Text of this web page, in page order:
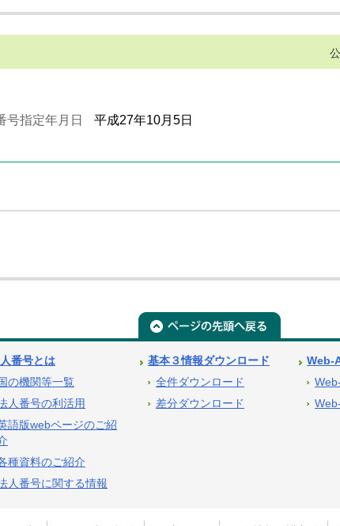
号指定年月日 平成27年10月5日
番号とは
国の機関等一覧
人番号の利活用
語版webページのご紹
種資料のご紹介
人番号に関する情報
基本３情報ダウンロード
全件ダウンロード
差分ダウンロード
Web-